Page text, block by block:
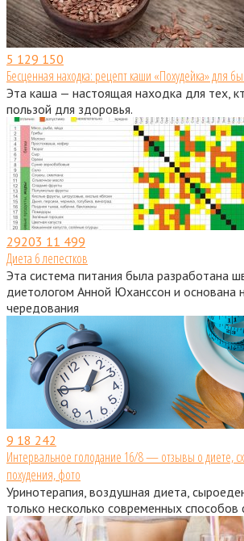
5 129 150
Бесценная находка: рецепт каши «Похудейка» для
Эта каша — настоящая находка для тех,
пользой для здоровья.
29203 11 499
Диета 6 лепестков
Эта система питания была разработана
диетологом Анной Юханссон и основана
чередования
9 18 242
Интервальное голодание 16/8 — отзывы о диете,
похудения, фото
Уринотерапия, воздушная диета,
только несколько современных способов